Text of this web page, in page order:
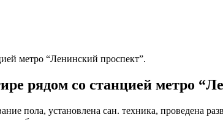
метро “Ленинский проспект”.
рядом со станцией метро
пола, установлена сан. техника, проведена